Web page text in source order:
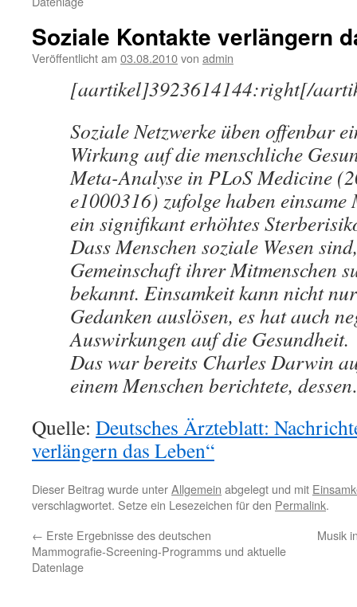
Soziale Kontakte verlängern
Veröffentlicht am 03.08.2010von admin
[aartikel]3923614144:right[/
Soziale Netzwerke üben offenbar
Wirkung auf die menschliche
Meta-Analyse in PLoS Medicine
e1000316) zufolge haben einsame
ein signifikant erhöhtes
Dass Menschen soziale Wesen
Gemeinschaft ihrer Mitmenschen
bekannt. Einsamkeit kann nicht
Gedanken auslösen, es hat auch
Auswirkungen auf die Gesundheit.
Das war bereits Charles Darwin
einem Menschen berichtete,
Quelle: Deutsches Ärzteblatt:
verlängern das Leben“
Dieser Beitrag wurde unterAllgemein abgelegt und mit
verschlagwortet. Setze ein Lesezeichen für den Permalink.
← Erste Ergebnisse des deutschen
Mammografie-Screening-Programms und aktuelle
Datenlage
Musik